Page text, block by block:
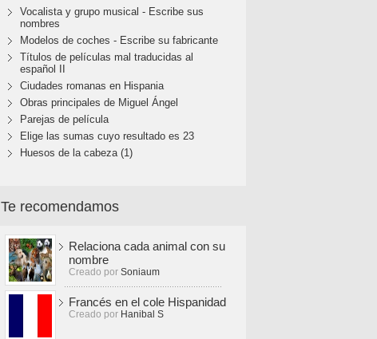
Vocalista y grupo musical - Escribe sus
nombres
Modelos de coches - Escribe su fabricante
Títulos de películas mal traducidas al
español II
Ciudades romanas en Hispania
Obras principales de Miguel Ángel
Parejas de película
Elige las sumas cuyo resultado es 23
Huesos de la cabeza (1)
Te recomendamos
Relaciona cada animal con su
nombre
Creado por Soniaum
Francés en el cole Hispanidad
Creado por Hanibal S